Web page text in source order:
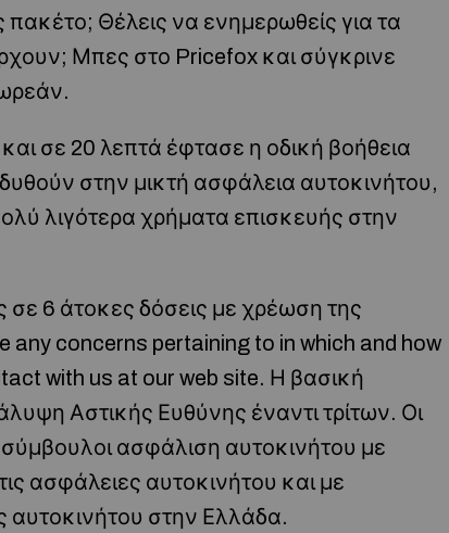
Θέλεις να ενημερωθείς για τα
Μπες στο Pricefox και σύγκρινε
σε 20 λεπτά έφτασε η οδική βοήθεια
στην μικτή ασφάλεια αυτοκινήτου,
λιγότερα χρήματα επισκευής στην
6 άτοκες δόσεις με χρέωση της
any concerns pertaining to in which and how
with us at our web site. Η βασική
Αστικής Ευθύνης έναντι τρίτων. Οι
ασφάλιση αυτοκινήτου με
ασφάλειες αυτοκινήτου και με
αυτοκινήτου στην Ελλάδα.